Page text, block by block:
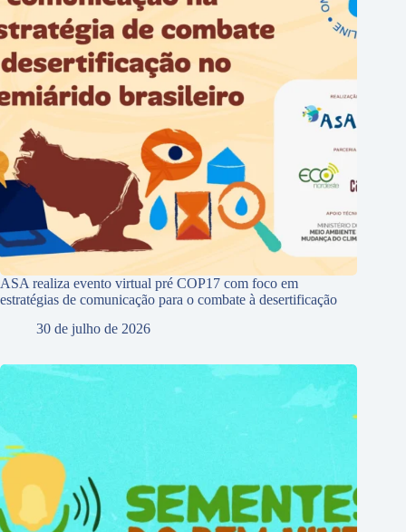
ASA realiza evento virtual pré COP17 com foco em
estratégias de comunicação para o combate à desertificação
30 de julho de 2026